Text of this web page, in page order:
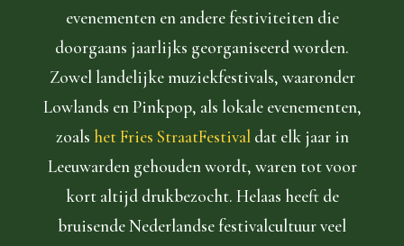
evenementen en andere festiviteiten die
doorgaans jaarlijks georganiseerd worden.
Zowel landelijke muziekfestivals, waaronder
Lowlands en Pinkpop, als lokale evenementen,
zoals het Fries StraatFestivaldat elk jaar in
Leeuwarden gehouden wordt, waren tot voor
kort altijd drukbezocht. Helaas heeft de
bruisende Nederlandse festivalcultuur veel